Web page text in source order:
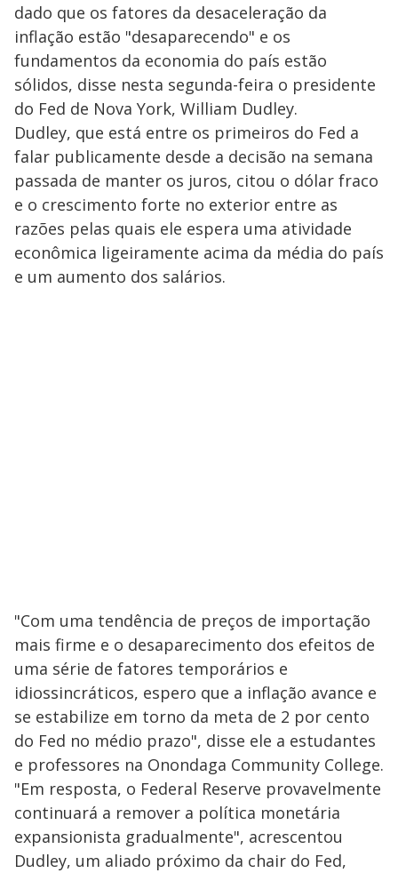
dado que os fatores da desaceleração da
inflação estão "desaparecendo" e os
fundamentos da economia do país estão
sólidos, disse nesta segunda-feira o presidente
do Fed de Nova York, William Dudley.
Dudley, que está entre os primeiros do Fed a
falar publicamente desde a decisão na semana
passada de manter os juros, citou o dólar fraco
e o crescimento forte no exterior entre as
razões pelas quais ele espera uma atividade
econômica ligeiramente acima da média do país
e um aumento dos salários.
"Com uma tendência de preços de importação
mais firme e o desaparecimento dos efeitos de
uma série de fatores temporários e
idiossincráticos, espero que a inflação avance e
se estabilize em torno da meta de 2 por cento
do Fed no médio prazo", disse ele a estudantes
e professores na Onondaga Community College.
"Em resposta, o Federal Reserve provavelmente
continuará a remover a política monetária
expansionista gradualmente", acrescentou
Dudley, um aliado próximo da chair do Fed,